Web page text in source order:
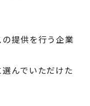
提供を行う企業
んでいただけた